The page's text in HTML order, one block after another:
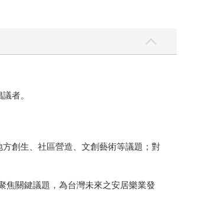
者。
創生、社區營造、文創藝術等議題；對
焦關鍵議題，為台灣未來之安居樂業發